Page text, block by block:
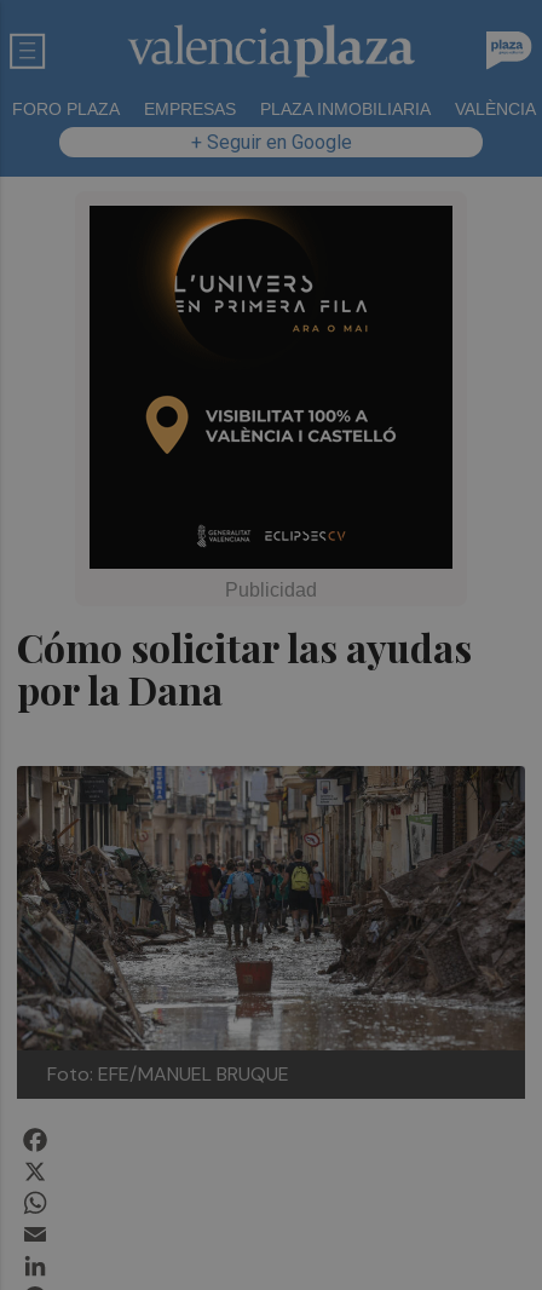
FORO PLAZA EMPRESAS PLAZA INMOBILIARIA VALÈNCIA
+ Seguir en Google
Cómo solicitar las ayudas
por la Dana
Foto: EFE/MANUEL BRUQUE